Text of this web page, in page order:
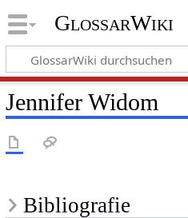
GlossarWiki
Jennifer Widom
Bibliografie